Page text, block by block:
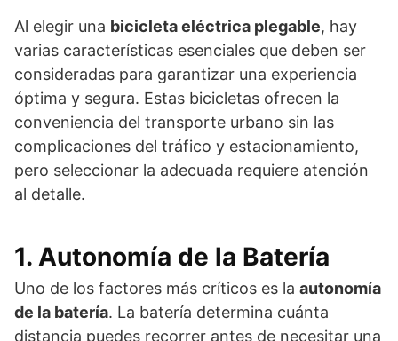
Al elegir una bicicleta eléctrica plegable, hay
varias características esenciales que deben ser
consideradas para garantizar una experiencia
óptima y segura. Estas bicicletas ofrecen la
conveniencia del transporte urbano sin las
complicaciones del tráfico y estacionamiento,
pero seleccionar la adecuada requiere atención
al detalle.
1. Autonomía de la Batería
Uno de los factores más críticos es la autonomía
de la batería. La batería determina cuánta
distancia puedes recorrer antes de necesitar una